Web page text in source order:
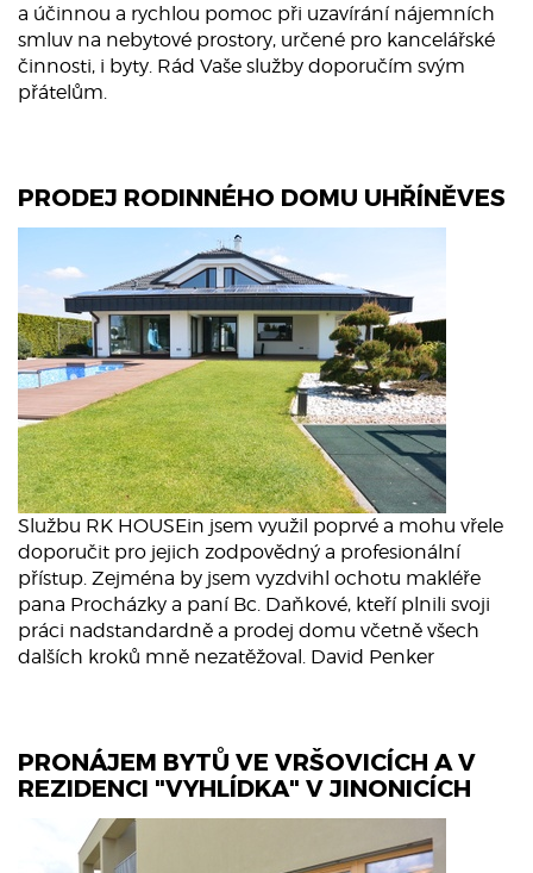
a účinnou a rychlou pomoc při uzavírání nájemních
smluv na nebytové prostory, určené pro kancelářské
činnosti, i byty. Rád Vaše služby doporučím svým
přátelům.
PRODEJ RODINNÉHO DOMU UHŘÍNĚVES
Službu RK HOUSEin jsem využil poprvé a mohu vřele
doporučit pro jejich zodpovědný a profesionální
přístup. Zejména by jsem vyzdvihl ochotu makléře
pana Procházky a paní Bc. Daňkové, kteří plnili svoji
práci nadstandardně a prodej domu včetně všech
dalších kroků mně nezatěžoval. David Penker
PRONÁJEM BYTŮ VE VRŠOVICÍCH A V
REZIDENCI "VYHLÍDKA" V JINONICÍCH